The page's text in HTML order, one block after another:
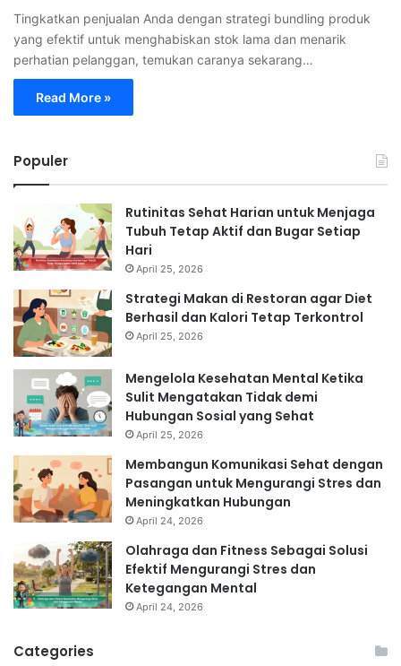
Tingkatkan penjualan Anda dengan strategi bundling produk
yang efektif untuk menghabiskan stok lama dan menarik
perhatian pelanggan, temukan caranya sekarang…
Read More »
Populer
Rutinitas Sehat Harian untuk Menjaga
Tubuh Tetap Aktif dan Bugar Setiap
Hari
April 25, 2026
Strategi Makan di Restoran agar Diet
Berhasil dan Kalori Tetap Terkontrol
April 25, 2026
Mengelola Kesehatan Mental Ketika
Sulit Mengatakan Tidak demi
Hubungan Sosial yang Sehat
April 25, 2026
Membangun Komunikasi Sehat dengan
Pasangan untuk Mengurangi Stres dan
Meningkatkan Hubungan
April 24, 2026
Olahraga dan Fitness Sebagai Solusi
Efektif Mengurangi Stres dan
Ketegangan Mental
April 24, 2026
Categories